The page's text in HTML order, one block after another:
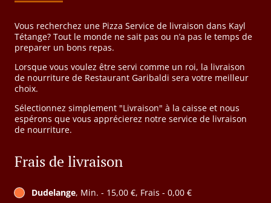
Vous recherchez une Pizza Service de livraison dans Kayl
Tétange? Tout le monde ne sait pas ou n’a pas le temps de
preparer un bons repas.
Lorsque vous voulez être servi comme un roi, la livraison
de nourriture de Restaurant Garibaldi sera votre meilleur
choix.
Sélectionnez simplement "Livraison" à la caisse et nous
espérons que vous apprécierez notre service de livraison
de nourriture.
Frais de livraison
Dudelange, Min. - 15,00 €, Frais - 0,00 €